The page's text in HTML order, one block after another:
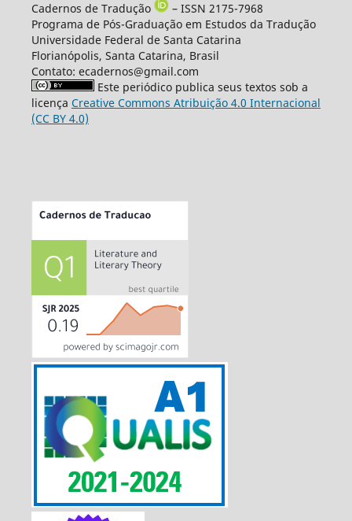
Cadernos de Tradução
– ISSN 2175-7968
Programa de Pós-Graduação em Estudos da Tradução
Universidade Federal de Santa Catarina
Florianópolis, Santa Catarina, Brasil
Contato: ecadernos@gmail.com
Este periódico publica seus textos sob a
licença Creative Commons Atribuição 4.0 Internacional
(CC BY 4.0)